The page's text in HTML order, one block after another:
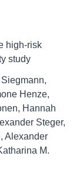
high-risk
study
Henze,
Hannah
Steger,
Alexander
M.